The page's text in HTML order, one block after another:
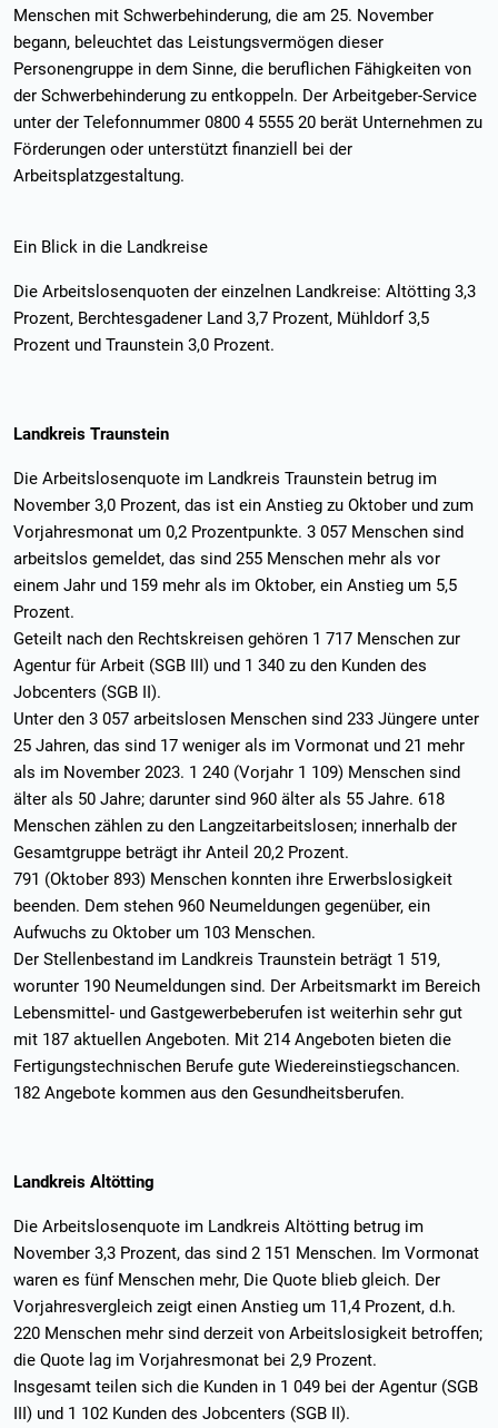
Menschen mit Schwerbehinderung, die am 25. November
begann, beleuchtet das Leistungsvermögen dieser
Personengruppe in dem Sinne, die beruflichen Fähigkeiten von
der Schwerbehinderung zu entkoppeln. Der Arbeitgeber-Service
unter der Telefonnummer 0800 4 5555 20 berät Unternehmen zu
Förderungen oder unterstützt finanziell bei der
Arbeitsplatzgestaltung.
Ein Blick in die Landkreise
Die Arbeitslosenquoten der einzelnen Landkreise: Altötting 3,3
Prozent, Berchtesgadener Land 3,7 Prozent, Mühldorf 3,5
Prozent und Traunstein 3,0 Prozent.
Landkreis Traunstein
Die Arbeitslosenquote im Landkreis Traunstein betrug im
November 3,0 Prozent, das ist ein Anstieg zu Oktober und zum
Vorjahresmonat um 0,2 Prozentpunkte. 3 057 Menschen sind
arbeitslos gemeldet, das sind 255 Menschen mehr als vor
einem Jahr und 159 mehr als im Oktober, ein Anstieg um 5,5
Prozent.
Geteilt nach den Rechtskreisen gehören 1 717 Menschen zur
Agentur für Arbeit (SGB III) und 1 340 zu den Kunden des
Jobcenters (SGB II).
Unter den 3 057 arbeitslosen Menschen sind 233 Jüngere unter
25 Jahren, das sind 17 weniger als im Vormonat und 21 mehr
als im November 2023. 1 240 (Vorjahr 1 109) Menschen sind
älter als 50 Jahre; darunter sind 960 älter als 55 Jahre. 618
Menschen zählen zu den Langzeitarbeitslosen; innerhalb der
Gesamtgruppe beträgt ihr Anteil 20,2 Prozent.
791 (Oktober 893) Menschen konnten ihre Erwerbslosigkeit
beenden. Dem stehen 960 Neumeldungen gegenüber, ein
Aufwuchs zu Oktober um 103 Menschen.
Der Stellenbestand im Landkreis Traunstein beträgt 1 519,
worunter 190 Neumeldungen sind. Der Arbeitsmarkt im Bereich
Lebensmittel- und Gastgewerbeberufen ist weiterhin sehr gut
mit 187 aktuellen Angeboten. Mit 214 Angeboten bieten die
Fertigungstechnischen Berufe gute Wiedereinstiegschancen.
182 Angebote kommen aus den Gesundheitsberufen.
Landkreis Altötting
Die Arbeitslosenquote im Landkreis Altötting betrug im
November 3,3 Prozent, das sind 2 151 Menschen. Im Vormonat
waren es fünf Menschen mehr, Die Quote blieb gleich. Der
Vorjahresvergleich zeigt einen Anstieg um 11,4 Prozent, d.h.
220 Menschen mehr sind derzeit von Arbeitslosigkeit betroffen;
die Quote lag im Vorjahresmonat bei 2,9 Prozent.
Insgesamt teilen sich die Kunden in 1 049 bei der Agentur (SGB
III) und 1 102 Kunden des Jobcenters (SGB II).